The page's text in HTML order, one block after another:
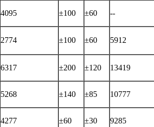
4095 ±100 ±60 --
2774 ±100 ±60 5912
6317 ±200 ±120 13419
5268 ±140 ±85 10777
4277 ±60 ±30 9285